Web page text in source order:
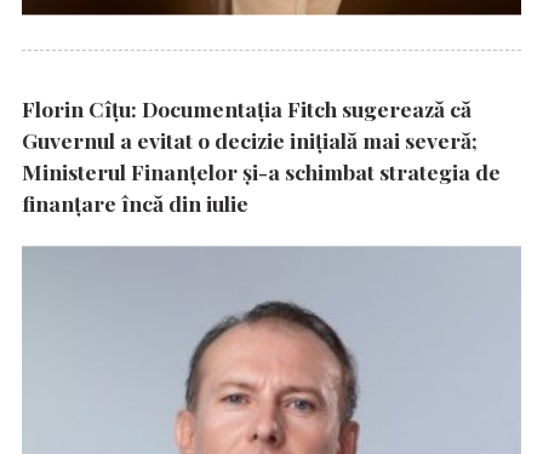
Florin Cîțu: Documentația Fitch sugerează că
Guvernul a evitat o decizie inițială mai severă;
Ministerul Finanțelor și-a schimbat strategia de
finanțare încă din iulie